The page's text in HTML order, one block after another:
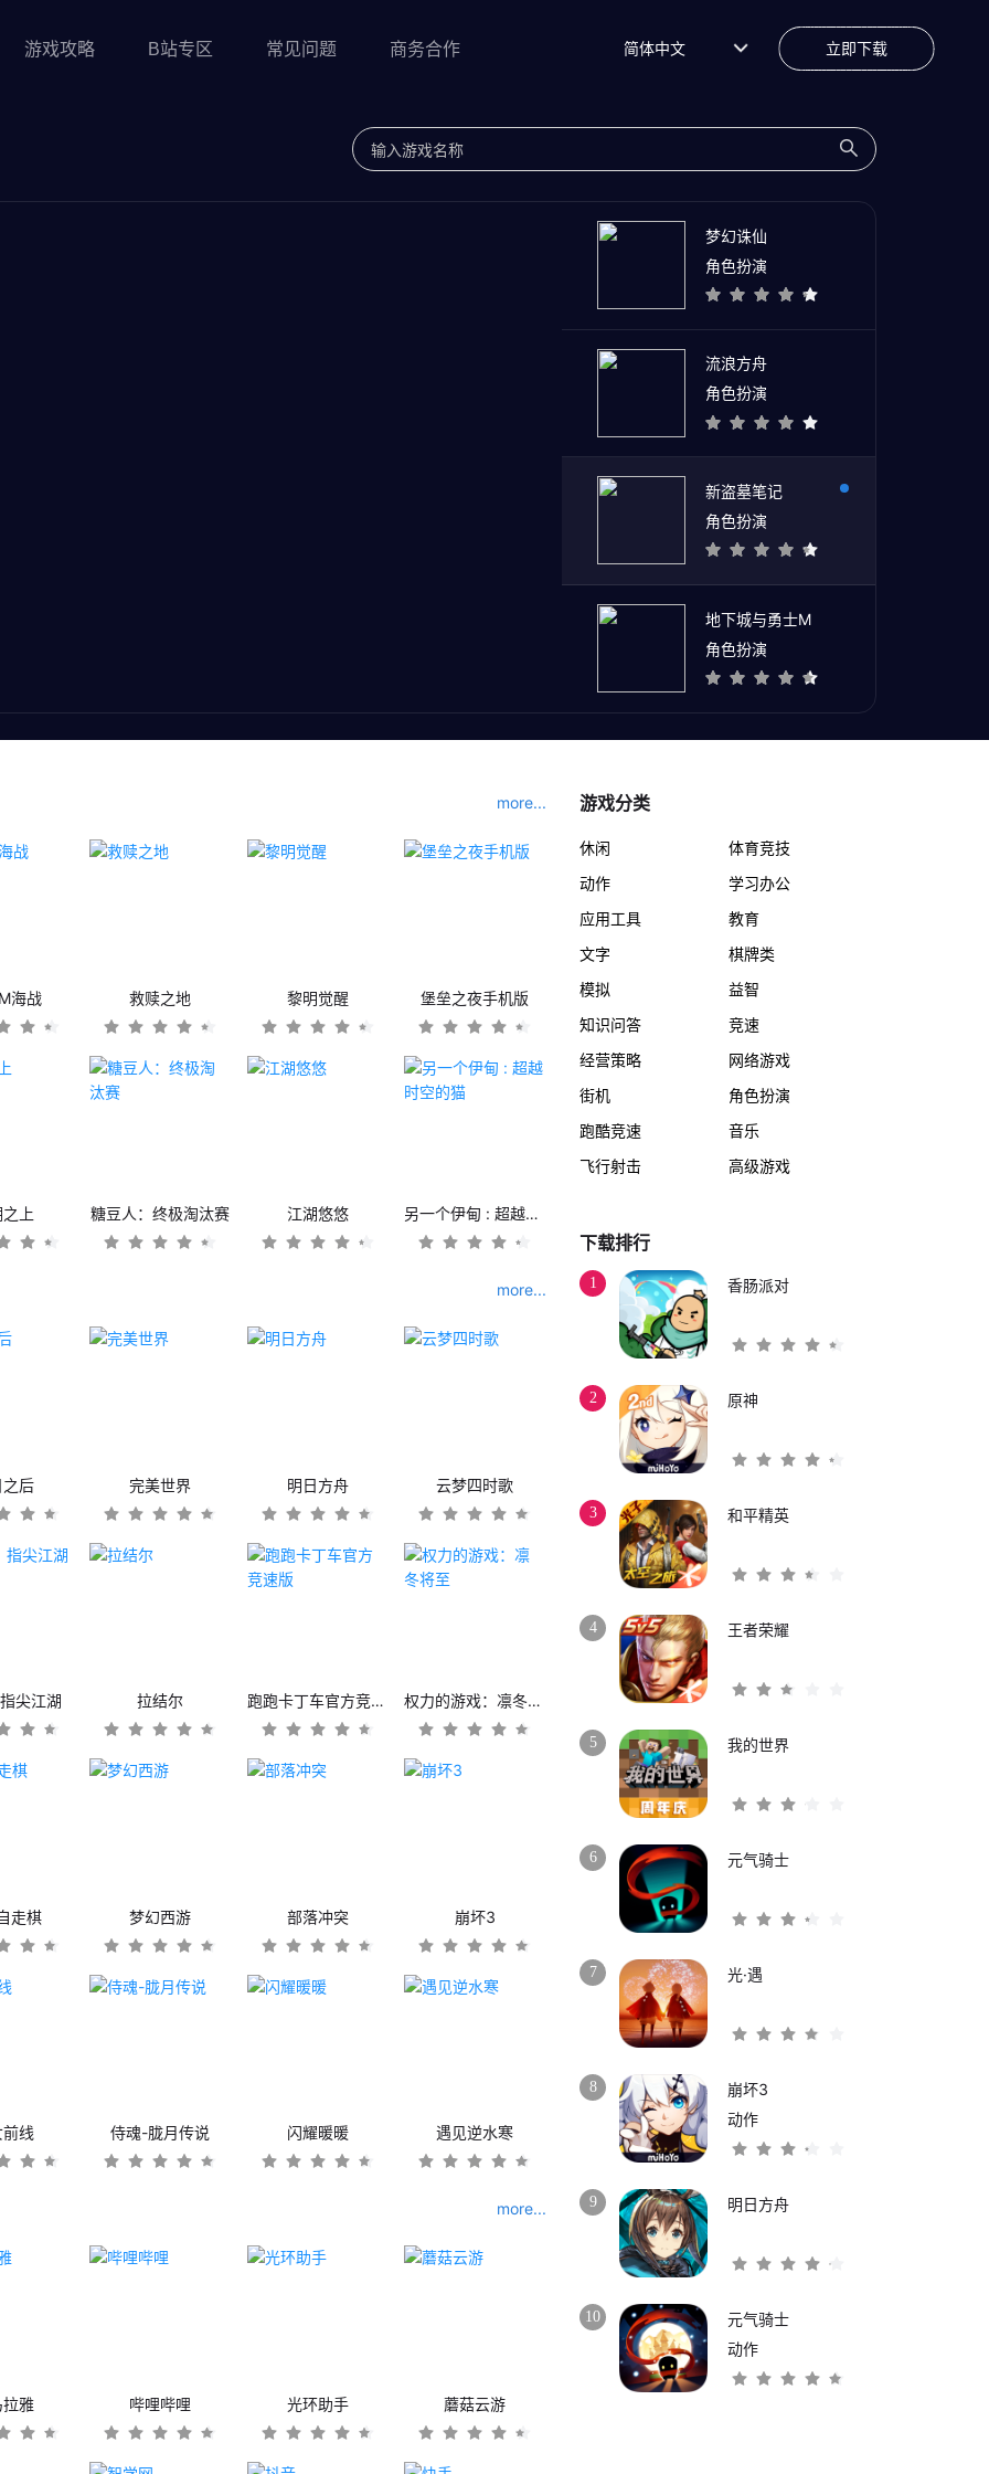
游戏攻略 B站专区 常见问题 商务合作 简体中文 立即下载
梦幻诛仙
角色扮演
流浪方舟
角色扮演
新盗墓笔记
角色扮演
地下城与勇士M
角色扮演
more...
海战 救赎之地 黎明觉醒 堡垒之夜手机版
上 糖豆人：终极淘汰赛 江湖悠悠 另一个伊甸 : 超越时空的猫
more...
后 完美世界 明日方舟 云梦四时歌
尖江湖 拉结尔 跑跑卡丁车官方竞速版 权力的游戏：凛冬将至
走棋 梦幻西游 部落冲突 崩坏3
线 侍魂-胧月传说 闪耀暖暖 遇见逆水寒
more...
雅 哔哩哔哩 光环助手 蘑菇云游
游戏分类
休闲
体育竞技
动作
学习办公
应用工具
教育
文字
棋牌类
模拟
益智
知识问答
竞速
经营策略
网络游戏
街机
角色扮演
跑酷竞速
音乐
飞行射击
高级游戏
下载排行
1 香肠派对
2 原神
3 和平精英
4 王者荣耀
5 我的世界
6 元气骑士
7 光·遇
8
崩坏3
动作
9 明日方舟
10
元气骑士
动作